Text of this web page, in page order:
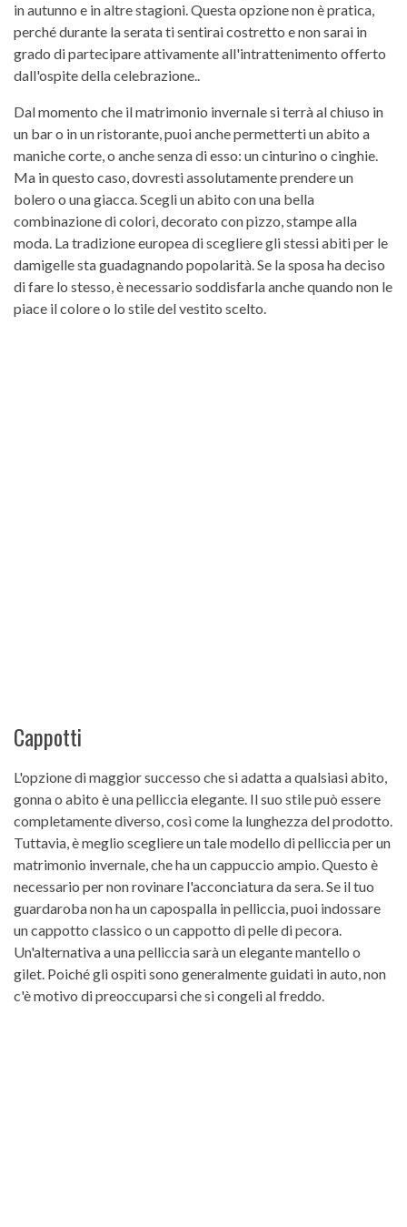
in autunno e in altre stagioni. Questa opzione non è pratica,
perché durante la serata ti sentirai costretto e non sarai in
grado di partecipare attivamente all'intrattenimento offerto
dall'ospite della celebrazione..
Dal momento che il matrimonio invernale si terrà al chiuso in
un bar o in un ristorante, puoi anche permetterti un abito a
maniche corte, o anche senza di esso: un cinturino o cinghie.
Ma in questo caso, dovresti assolutamente prendere un
bolero o una giacca. Scegli un abito con una bella
combinazione di colori, decorato con pizzo, stampe alla
moda. La tradizione europea di scegliere gli stessi abiti per le
damigelle sta guadagnando popolarità. Se la sposa ha deciso
di fare lo stesso, è necessario soddisfarla anche quando non le
piace il colore o lo stile del vestito scelto.
Cappotti
L'opzione di maggior successo che si adatta a qualsiasi abito,
gonna o abito è una pelliccia elegante. Il suo stile può essere
completamente diverso, così come la lunghezza del prodotto.
Tuttavia, è meglio scegliere un tale modello di pelliccia per un
matrimonio invernale, che ha un cappuccio ampio. Questo è
necessario per non rovinare l'acconciatura da sera. Se il tuo
guardaroba non ha un capospalla in pelliccia, puoi indossare
un cappotto classico o un cappotto di pelle di pecora.
Un'alternativa a una pelliccia sarà un elegante mantello o
gilet. Poiché gli ospiti sono generalmente guidati in auto, non
c'è motivo di preoccuparsi che si congeli al freddo.